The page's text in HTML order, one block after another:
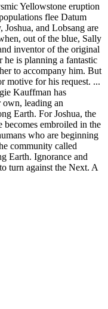
Yellowstone eruption
flee Datum
and Lobsang are
out of the blue, Sally
inventor of the original
he is planning a fantastic
to accompany him. But
motive for his request. ...
Kauffman has
leading an
Earth. For Joshua, the
becomes embroiled in the
who are beginning
community called
Earth. Ignorance and
turn against the Next. A